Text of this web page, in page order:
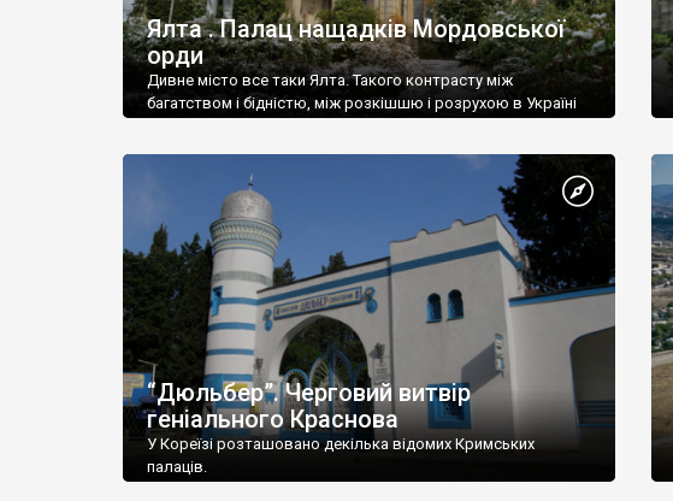
Ялта . Палац нащадків Мордовської
орди
Дивне місто все таки Ялта. Такого контрасту між
багатством і бідністю, між розкішшю і розрухою в Україні
“Дюльбер”. Черговий витвір
геніального Краснова
У Кореїзі розташовано декілька відомих Кримських
палаців.